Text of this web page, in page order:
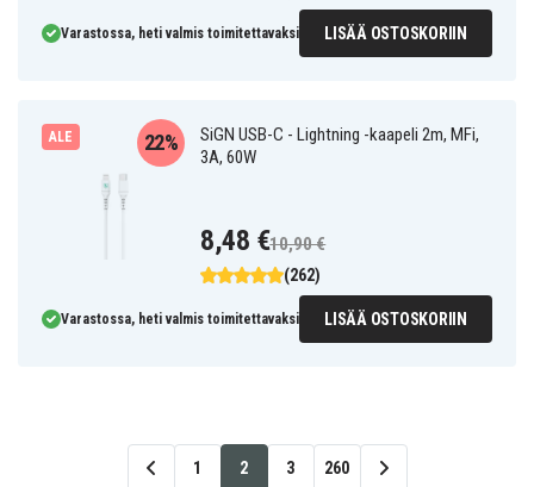
Varastossa, heti valmis toimitettavaksi LISÄÄ OSTOSKORIIN
ALE
SiGN USB-C - Lightning -kaapeli 2m, MFi,
3A, 60W
(262)
22%
8,48 €10,90 €
Varastossa, heti valmis toimitettavaksi LISÄÄ OSTOSKORIIN
1 2 3 260